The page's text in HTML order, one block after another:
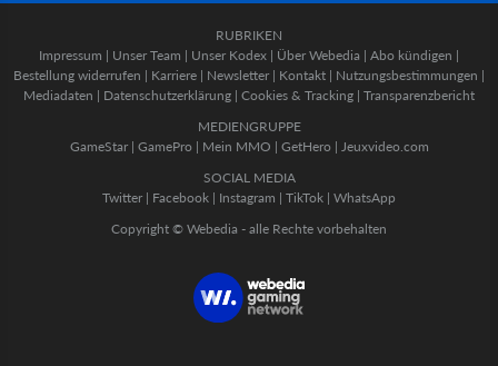
RUBRIKEN
Impressum | Unser Team | Unser Kodex | Über Webedia | Abo kündigen |
Bestellung widerrufen | Karriere | Newsletter | Kontakt | Nutzungsbestimmungen |
Mediadaten | Datenschutzerklärung | Cookies & Tracking | Transparenzbericht
MEDIENGRUPPE
GameStar| GamePro | Mein MMO | GetHero | Jeuxvideo.com
SOCIAL MEDIA
Twitter | Facebook | Instagram | TikTok | WhatsApp
Copyright © Webedia - alle Rechte vorbehalten